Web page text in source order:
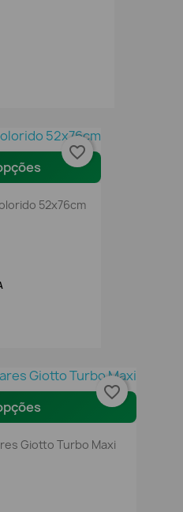
52x76cm
favorite_border
Giotto Turbo Maxi
favorite_border